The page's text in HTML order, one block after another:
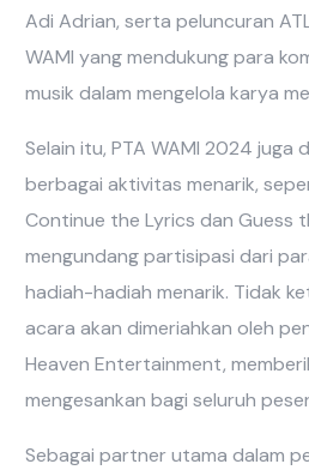
Adi Adrian, serta peluncuran
WAMI yang mendukung para
musik dalam mengelola karya
Selain itu, PTA WAMI 2024 juga
berbagai aktivitas menarik,
Continue the Lyrics dan Guess
mengundang partisipasi dari
hadiah-hadiah menarik. Tidak
acara akan dimeriahkan oleh
Heaven Entertainment,
mengesankan bagi seluruh
Sebagai partner utama dalam